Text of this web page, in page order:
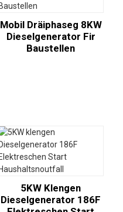
Mobil Dräiphaseg 8KW
Dieselgenerator Fir
Baustellen
5KW Klengen
Dieselgenerator 186F